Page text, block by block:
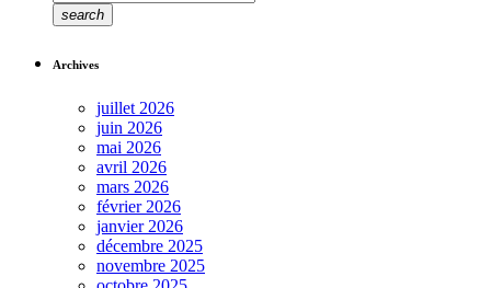
search
Archives
juillet 2026
juin 2026
mai 2026
avril 2026
mars 2026
février 2026
janvier 2026
décembre 2025
novembre 2025